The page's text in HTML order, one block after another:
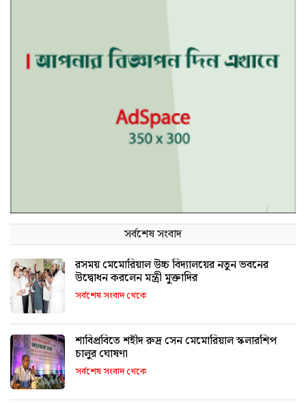
সর্বশেষ সংবাদ
রসময় মেমোরিয়াল উচ্চ বিদ্যালয়ের নতুন ভবনের
উদ্বোধন করলেন মন্ত্রী মুক্তাদির
সর্বশেষ সংবাদ থেকে
শাবিপ্রবিতে শহীদ রুদ্র সেন মেমোরিয়াল স্কলারশিপ
চালুর ঘোষণা
সর্বশেষ সংবাদ থেকে